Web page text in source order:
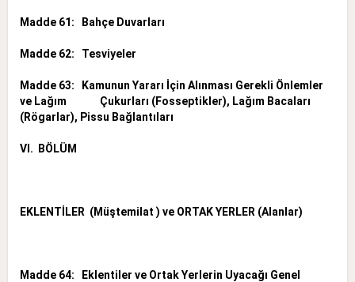
Madde 61: Bahçe Duvarları
Madde 62: Tesviyeler
Madde 63: Kamunun Yararı İçin Alınması Gerekli Önlemler
ve Lağım Çukurları (Fosseptikler), Lağım Bacaları
(Rögarlar), Pissu Bağlantıları
VI. BÖLÜM
EKLENTİLER (Müştemilat ) ve ORTAK YERLER (Alanlar)
Madde 64: Eklentiler ve Ortak Yerlerin Uyacağı Genel